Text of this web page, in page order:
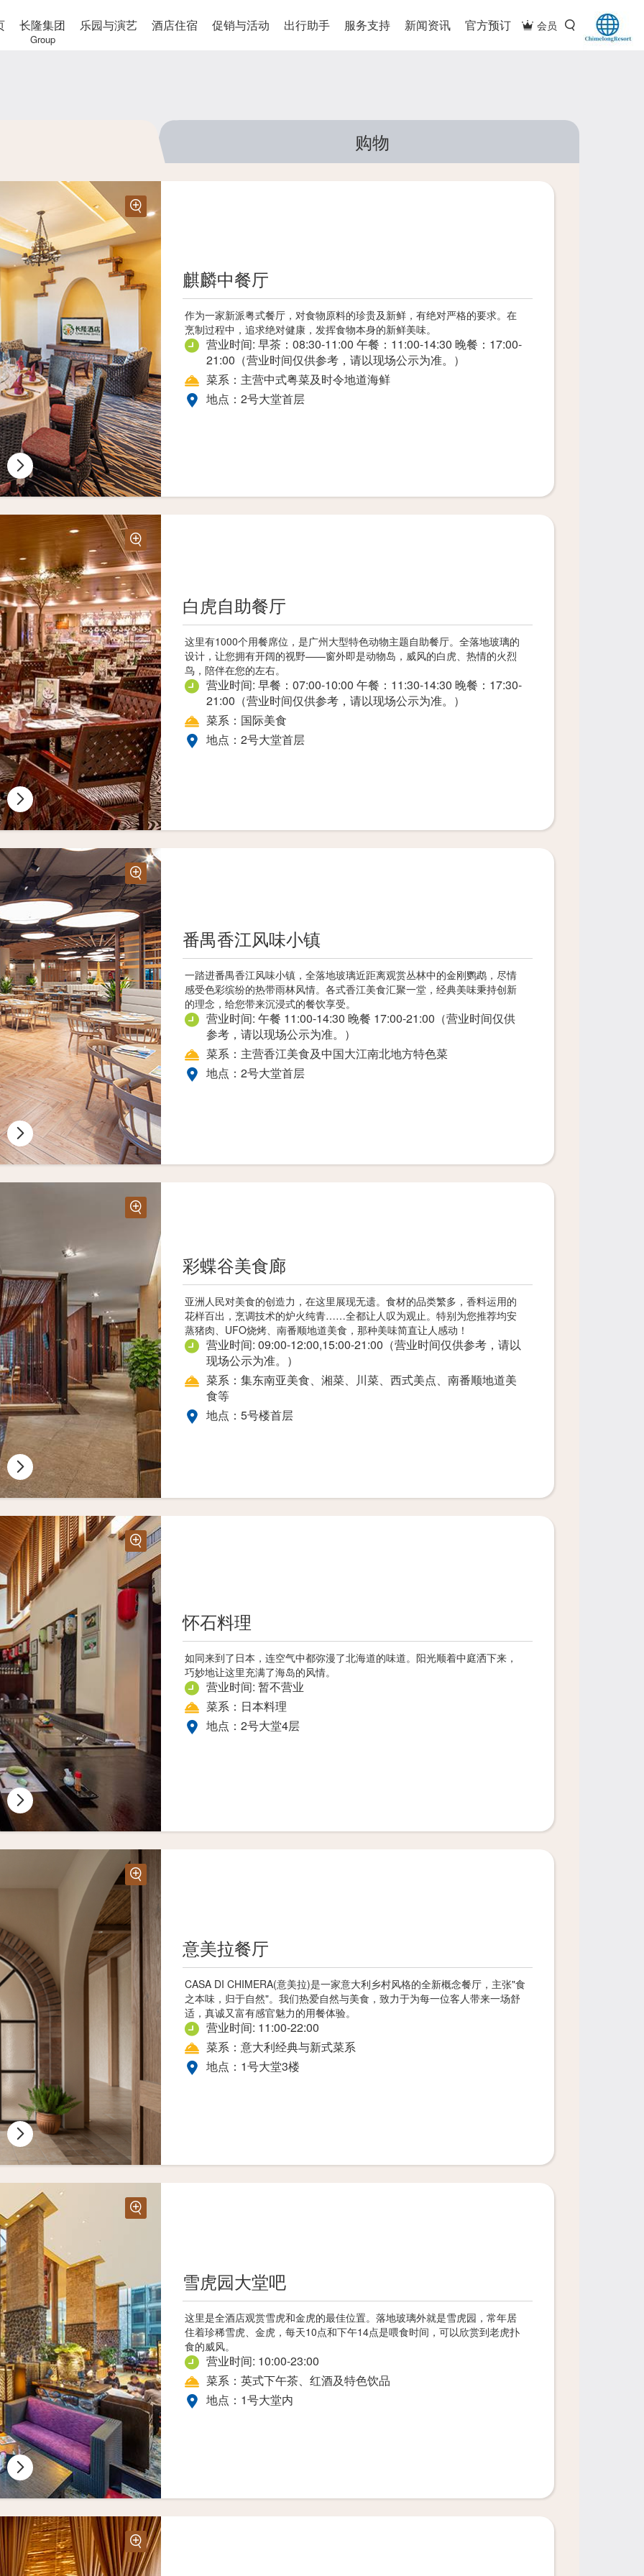
会员
长隆集团
Group
乐园与演艺 酒店住宿 促销与活动 出行助手 服务支持 新闻资讯 官方预订
购物
麒麟中餐厅
作为一家新派粤式餐厅，对食物原料的珍贵及新鲜，有绝对严格的要求。在
烹制过程中，追求绝对健康，发挥食物本身的新鲜美味。
营业时间: 早茶：08:30-11:00 午餐：11:00-14:30 晚餐：17:00-
21:00（营业时间仅供参考，请以现场公示为准。）
菜系：主营中式粤菜及时令地道海鲜
地点：2号大堂首层
白虎自助餐厅
这里有1000个用餐席位，是广州大型特色动物主题自助餐厅。全落地玻璃的
设计，让您拥有开阔的视野——窗外即是动物岛，威风的白虎、热情的火烈
鸟，陪伴在您的左右。
营业时间: 早餐：07:00-10:00 午餐：11:30-14:30 晚餐：17:30-
21:00（营业时间仅供参考，请以现场公示为准。）
菜系：国际美食
地点：2号大堂首层
番禺香江风味小镇
一踏进番禺香江风味小镇，全落地玻璃近距离观赏丛林中的金刚鹦鹉，尽情
感受色彩缤纷的热带雨林风情。各式香江美食汇聚一堂，经典美味秉持创新
的理念，给您带来沉浸式的餐饮享受。
营业时间: 午餐 11:00-14:30 晚餐 17:00-21:00（营业时间仅供
参考，请以现场公示为准。）
菜系：主营香江美食及中国大江南北地方特色菜
地点：2号大堂首层
彩蝶谷美食廊
亚洲人民对美食的创造力，在这里展现无遗。食材的品类繁多，香料运用的
花样百出，烹调技术的炉火纯青……全都让人叹为观止。特别为您推荐均安
蒸猪肉、UFO烧烤、南番顺地道美食，那种美味简直让人感动！
营业时间: 09:00-12:00,15:00-21:00（营业时间仅供参考，请以
现场公示为准。）
菜系：集东南亚美食、湘菜、川菜、西式美点、南番顺地道美
食等
地点：5号楼首层
怀石料理
如同来到了日本，连空气中都弥漫了北海道的味道。阳光顺着中庭洒下来，
巧妙地让这里充满了海岛的风情。
营业时间: 暂不营业
菜系：日本料理
地点：2号大堂4层
意美拉餐厅
CASA DI CHIMERA(意美拉)是一家意大利乡村风格的全新概念餐厅，主张"食
之本味，归于自然"。我们热爱自然与美食，致力于为每一位客人带来一场舒
适，真诚又富有感官魅力的用餐体验。
营业时间: 11:00-22:00
菜系：意大利经典与新式菜系
地点：1号大堂3楼
雪虎园大堂吧
这里是全酒店观赏雪虎和金虎的最佳位置。落地玻璃外就是雪虎园，常年居
住着珍稀雪虎、金虎，每天10点和下午14点是喂食时间，可以欣赏到老虎扑
食的威风。
营业时间: 10:00-23:00
菜系：英式下午茶、红酒及特色饮品
地点：1号大堂内
羚羊便利店
主营各种休闲零食、饮品以及日用便利品。
地点：2号大堂2层
欢乐长隆店
主营长隆特色纪念品，卡卡虎公仔、白虎抱枕、长颈鹿眼镜等等，各种可爱
有趣的纪念品，是小朋友们的挚爱。
地点：礼晶殿商廊首层